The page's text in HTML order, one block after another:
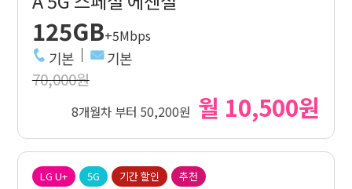
125GB+5Mbps
기본 기본
70,000원
8개월차 부터 50,200원 월 10,500원
LG U+ 5G 기간 할인 추천